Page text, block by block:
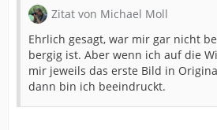
Zitat von Michael Moll
Ehrlich gesagt, war mir gar nicht
bergig ist. Aber wenn ich auf die
mir jeweils das erste Bild in
dann bin ich beeindruckt.